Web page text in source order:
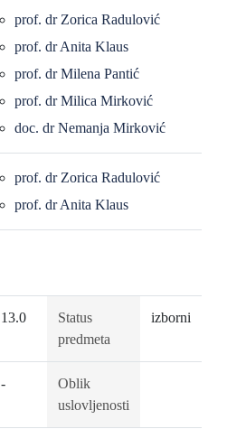
prof. dr Zorica Radulović
prof. dr Anita Klaus
prof. dr Milena Pantić
prof. dr Milica Mirković
doc. dr Nemanja Mirković
prof. dr Zorica Radulović
prof. dr Anita Klaus
13.0
Status
predmeta
izborni
-
Oblik
uslovljenosti